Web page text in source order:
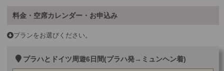
料金・空席カレンダー・お申込み
プランをお選びください。
プラハとドイツ周遊6日間(プラハ発→ミュンヘン着)